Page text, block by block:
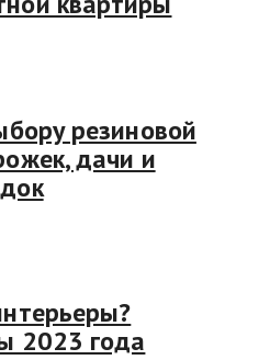
резиновой
дачи и
2023 года